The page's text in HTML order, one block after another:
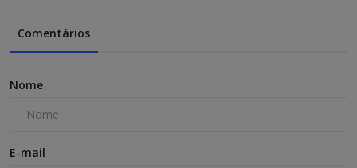
Comentários
Nome
E-mail